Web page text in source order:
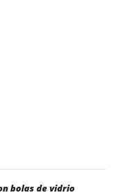
bolas de vidrio